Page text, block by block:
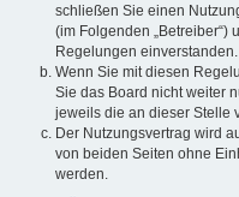
schließen Sie einen
(im Folgenden „Betreiber“)
Regelungen einverstanden.
Wenn Sie mit diesen
Sie das Board nicht weiter
jeweils die an dieser Stelle
Der Nutzungsvertrag wird
von beiden Seiten ohne
werden.